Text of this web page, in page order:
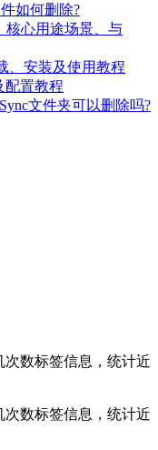
件如何删除?
核心用途场景、与
、安装及使用教程
配置教程
文件夹可以删除吗?
数标签信息，统计近
数标签信息，统计近